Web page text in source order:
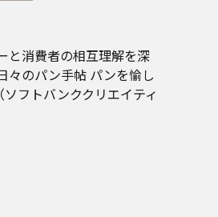
と消費者の相互理解を深
々のパン手帖 パンを愉し
フトバンククリエイティ